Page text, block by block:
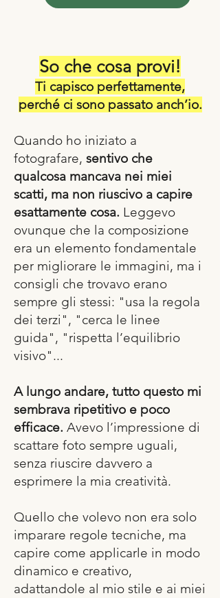
So che cosa provi!
Ti capisco perfettamente,
perché ci sono passato anch’io.
Quando ho iniziato a
fotografare, sentivo che
qualcosa mancava nei miei
scatti, ma non riuscivo a capire
esattamente cosa. Leggevo
ovunque che la composizione
era un elemento fondamentale
per migliorare le immagini, ma i
consigli che trovavo erano
sempre gli stessi: "usa la regola
dei terzi", "cerca le linee
guida", "rispetta l’equilibrio
visivo"...
A lungo andare, tutto questo mi
sembrava ripetitivo e poco
efficace. Avevo l’impressione di
scattare foto sempre uguali,
senza riuscire davvero a
esprimere la mia creatività.
Quello che volevo non era solo
imparare regole tecniche, ma
capire come applicarle in modo
dinamico e creativo,
adattandole al mio stile e ai miei